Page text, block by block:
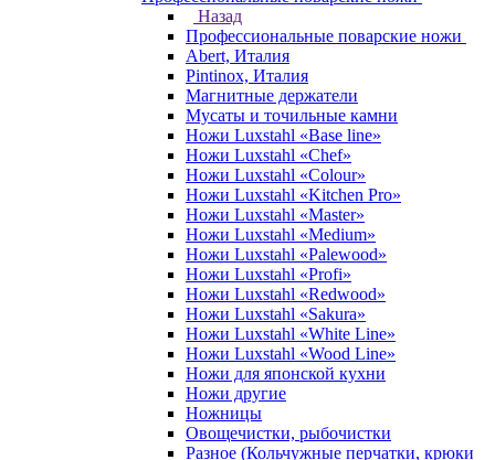
Назад
Профессиональные поварские ножи
Abert, Италия
Pintinox, Италия
Магнитные держатели
Мусаты и точильные камни
Ножи Luxstahl «Base line»
Ножи Luxstahl «Chef»
Ножи Luxstahl «Colour»
Ножи Luxstahl «Kitchen Pro»
Ножи Luxstahl «Master»
Ножи Luxstahl «Medium»
Ножи Luxstahl «Palewood»
Ножи Luxstahl «Profi»
Ножи Luxstahl «Redwood»
Ножи Luxstahl «Sakura»
Ножи Luxstahl «White Line»
Ножи Luxstahl «Wood Line»
Ножи для японской кухни
Ножи другие
Ножницы
Овощечистки, рыбочистки
Разное (Кольчужные перчатки, крюки